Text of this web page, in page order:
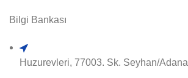
Bilgi Bankası
Huzurevleri, 77003. Sk. Seyhan/Adana